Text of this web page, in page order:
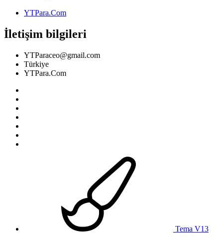
YTPara.Com
İletişim bilgileri
YTParaceo@gmail.com
Türkiye
YTPara.Com
Tema V13